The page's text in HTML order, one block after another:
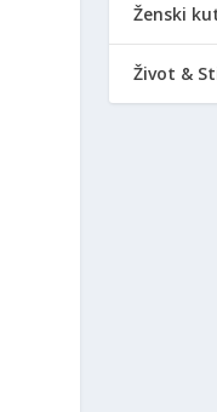
Ženski
Život &